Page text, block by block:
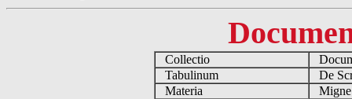
Collectio
Tabulinum
De
Materia